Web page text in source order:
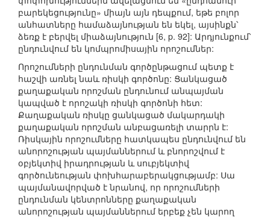
բարեկեցությունը» միայն այն դեպքում, եթե բոլոր
անհատները համաձայնության են եկել, այսինքն՝
ձեռք է բերվել միաձայնություն [6, p. 92]: Արդյունքում՝
ընդունվում են կոմպրոմիսային որոշումներ:
Որոշումների ընդունման գործընթացում պետք է
հաշվի առնել նաև ռիսկի գործոնը: Ցանկացած
քաղաքական որոշման ընդունում անպայման
կապված է որոշակի ռիսկի գործոնի հետ:
Քաղաքական ռիսկը ցանկացած մակարդակի
քաղաքական որոշման անբացառելի տարրն է:
Ռիսկային որոշումները հատկապես ընդունվում են
անորոշության պայմաններում և բնորոշվում է
օբյեկտիվ իրադրության և սուբյեկտիվ
գործունեության փոխհարաբերակցությամբ: Սա
պայմանավորված է նրանով, որ որոշումների
ընդունման կենտրոնները քաղաքական
անորոշության պայմաններում երբեք չեն կարող